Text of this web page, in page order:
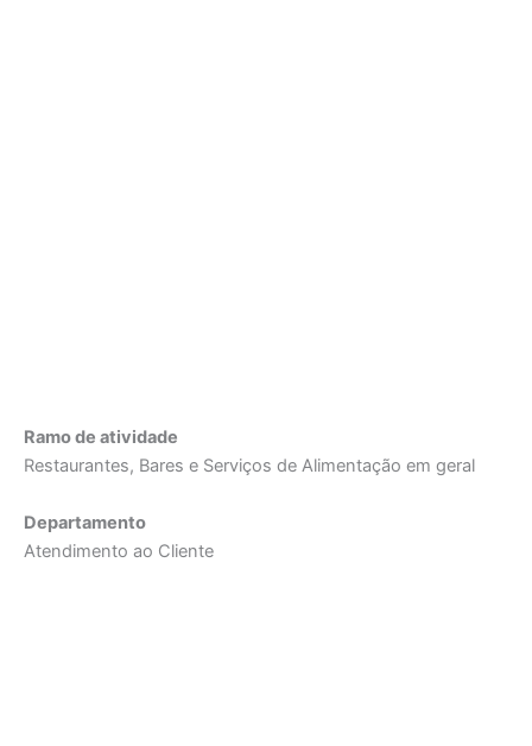
Ramo de atividade
Restaurantes, Bares e Serviços de Alimentação em geral
Departamento
Atendimento ao Cliente